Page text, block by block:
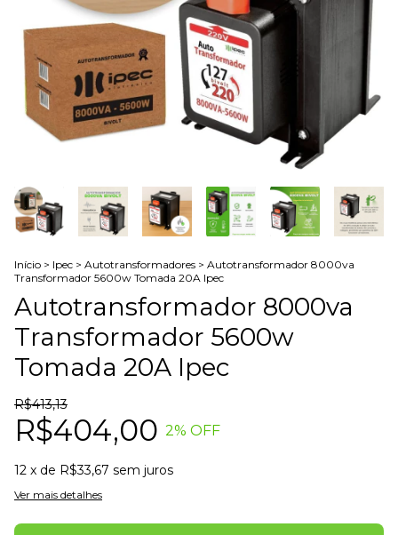
Início > Ipec > Autotransformadores > Autotransformador 8000va
Transformador 5600w Tomada 20A Ipec
Autotransformador 8000va
Transformador 5600w
Tomada 20A Ipec
R$413,13
R$404,00 2% OFF
12 x de R$33,67 sem juros
Ver mais detalhes